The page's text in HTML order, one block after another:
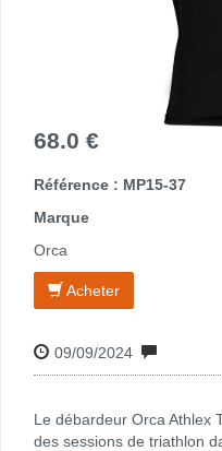
68.0 €
Référence : MP15-37
Marque
Orca
Acheter
09/09/2024
Le débardeur Orca Athlex
des sessions de triathlon